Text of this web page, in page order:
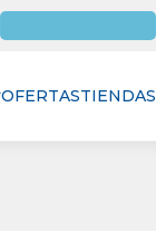
OFERTASTIENDAS